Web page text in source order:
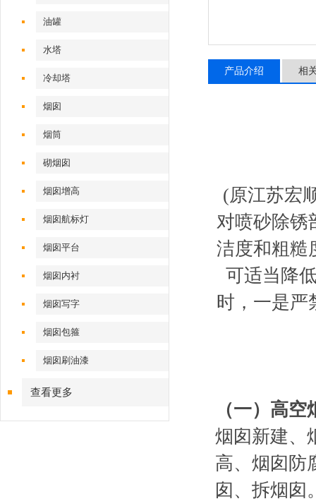
油罐
水塔
冷却塔
烟囱
烟筒
砌烟囱
烟囱增高
烟囱航标灯
烟囱平台
烟囱内衬
烟囱写字
烟囱包箍
烟囱刷油漆
查看更多
产品介绍 相
(原江苏宏
对喷砂除锈
洁度和粗糙
可适当降
时，一是严
（一）高
烟囱新建、
高、烟囱防
囱、拆烟囱